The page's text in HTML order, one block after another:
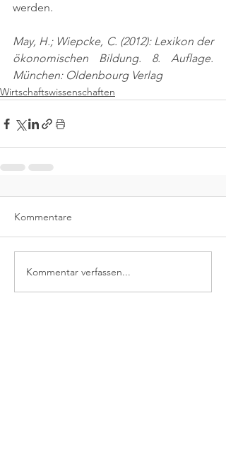
werden.
May, H.; Wiepcke, C. (2012): Lexikon der
ökonomischen Bildung. 8. Auflage.
München: Oldenbourg Verlag
Wirtschaftswissenschaften
Kommentare
Kommentar verfassen...